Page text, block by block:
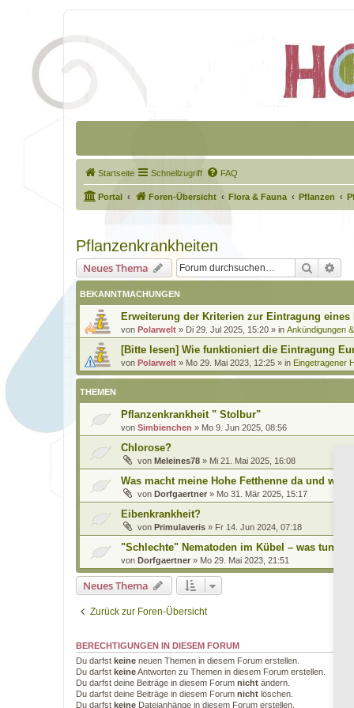
Startseite Schnellzugriff FAQ
Portal Foren-Übersicht Flora & Fauna Pflanzen
Pflanzenkrankheiten
Neues Thema Suche
BEKANNTMACHUNGEN
Erweiterung der Kriterien zur Eintragung eines
von Polarwelt » Di 29. Jul 2025, 15:20 » in Ankündigungen
[Bitte lesen] Wie funktioniert die Eintragung
von Polarwelt » Mo 29. Mai 2023, 12:25 » in Eingetragener
THEMEN
Pflanzenkrankheit " Stolbur"
von Simbienchen » Mo 9. Jun 2025, 08:56
Chlorose?
von Meleines78 » Mi 21. Mai 2025, 16:08
Was macht meine Hohe Fetthenne da und
von Dorfgaertner » Mo 31. Mär 2025, 15:17
Eibenkrankheit?
von Primulaveris » Fr 14. Jun 2024, 07:18
"Schlechte" Nematoden im Kübel – was tun?
von Dorfgaertner » Mo 29. Mai 2023, 21:51
Neues Thema
Zurück zur Foren-Übersicht
BERECHTIGUNGEN IN DIESEM FORUM
Du darfst keine neuen Themen in diesem Forum erstellen.
Du darfst keineAntworten zu Themen in diesem Forum erstellen.
Du darfst deine Beiträge in diesem Forum nicht ändern.
Du darfst deine Beiträge in diesem Forum nicht löschen.
Du darfst keine Dateianhänge in diesem Forum erstellen.